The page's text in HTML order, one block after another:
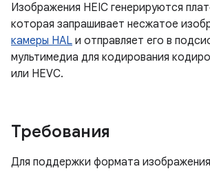
Изображения HEIC генерируются
которая запрашивает несжатое
камеры HAL и отправляет его в
мультимедиа для кодирования
или HEVC.
Требования
Для поддержки формата